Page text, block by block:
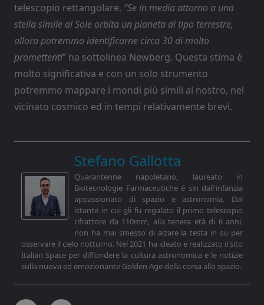
telescopio rettangolare. “Se in media attorno a una
stella simile al Sole orbita un pianeta di tipo terrestre,
allora potremmo identificarne circa 30 di molto
promettenti” ha sottolinea Newberg. Questa stima è
molto significativa e con un solo strumento
potremmo mappare i mondi più simili al nostro, nel
vicinato cosmico ed in tempi relativamente brevi.
Stefano Gallotta
Quarantenne napoletano, laureato in
Biotecnologie Farmaceutiche è sin dall'infanzia
appassionato di spazio e astronomia. Dal
istante in cui gli fu regalato il primo telescopio
rifrattore da 110mm, alla tenera età di 6 anni,
non ha mai smesso di alzare la testa in su per
osservare il cielo notturno. Nel 2021 ha ideato e realizzato il sito
Italian Space per diffondere la cultura astronomica e le notizie
sulla nuova ed emozionante Golden Age della corsa allo spazio.